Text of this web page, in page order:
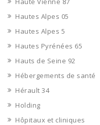
Hautes Alpes 05
Hautes Alpes 5
Hautes Pyrénées 65
Hauts de Seine 92
Hébergements de santé
Hérault 34
Holding
Hôpitaux et cliniques